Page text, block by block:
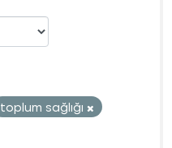
toplum sağlığı